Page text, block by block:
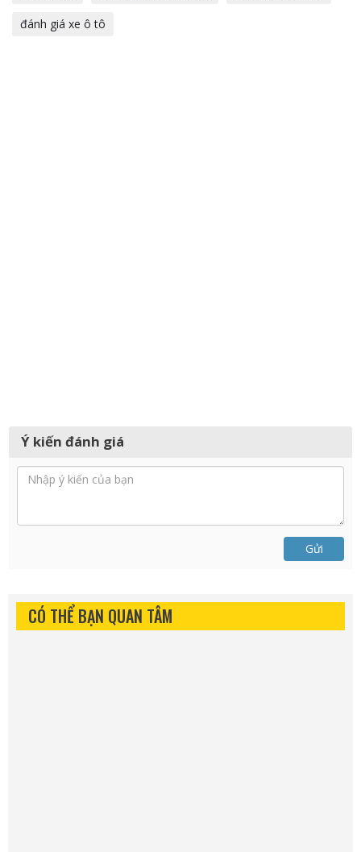
đánh giá xe ô tô
Ý kiến đánh giá
Gửi
CÓ THỂ BẠN QUAN TÂM